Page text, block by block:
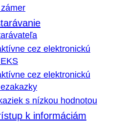
cez elektronickú
cez elektronickú
s nízkou hodnotou
k informáciám